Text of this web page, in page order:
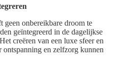
onbereikbare droom te
geïntegreerd in de dagelijkse
creëren van een luxe sfeer en
ontspanning en zelfzorg kunnen